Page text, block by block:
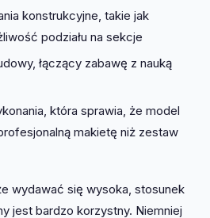
konstrukcyjne, takie jak
podziału na sekcje
łączący zabawę z nauką
która sprawia, że model
makietę niż zestaw
wydawać się wysoka, stosunek
jest bardzo korzystny. Niemniej